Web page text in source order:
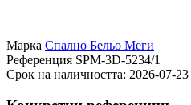
Марка Спално Бельо Меги
Референция SPM-3D-5234/1
Срок на наличността: 2026-07-23